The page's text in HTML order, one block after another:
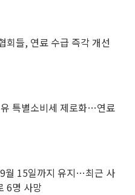
회들, 연료 수급 즉각 개선
특별소비세 제로화…연료
월 15일까지 유지…최근 사
6명 사망